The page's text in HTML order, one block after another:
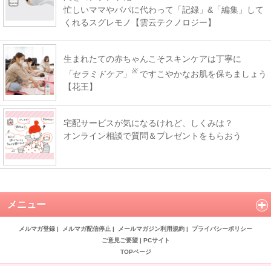
忙しいママやパパに代わって「記録」&「編集」して
くれるスグレモノ【雲云テクノロジー】
生まれたての赤ちゃんこそスキンケアは丁寧に
「セラミドケア」
※ ですこやかなお肌を保ちましょう
【花王】
宅配サービスが気になるけれど、しくみは？
オンライン相談で質問＆プレゼントをもらおう
メニュー
メルマガ登録 | メルマガ配信停止 | メールマガジン利用規約 | プライバシーポリシー
ご意見ご要望| PCサイト
TOPページ